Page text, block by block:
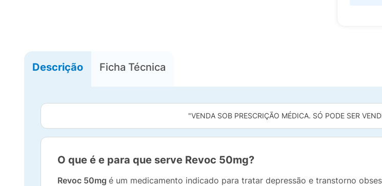
Descrição Ficha Técnica
"VENDA SOB PRESCRIÇÃO MÉDICA. SÓ PODE SER
O que é e para que serve Revoc 50mg?
Revoc 50mg é um medicamento indicado para tratar depressão e transtorno